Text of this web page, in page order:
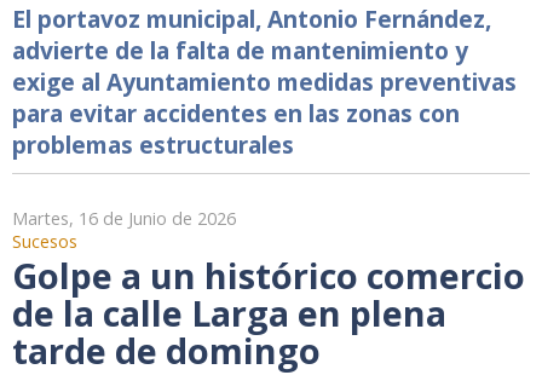
El portavoz municipal, Antonio Fernández,
advierte de la falta de mantenimiento y
exige al Ayuntamiento medidas preventivas
para evitar accidentes en las zonas con
problemas estructurales
Martes, 16 de Junio de 2026
Sucesos
Golpe a un histórico comercio
de la calle Larga en plena
tarde de domingo